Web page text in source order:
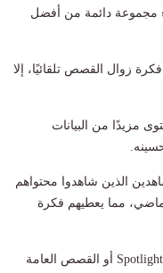
مجموعة دائمة من أفضل
زوال القصص تلقائيًا، إلا
مزيدًا من البيانات
الذين شاهدوا محتواهم
الماضي، مما يعطيهم فكرة
كما سيتمكنون من معرفة أي من منشورات Spotlight أو القصص العامة